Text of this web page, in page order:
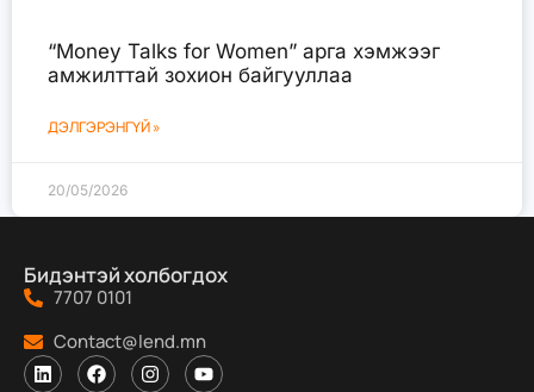
“Money Talks for Women” арга хэмжээг
амжилттай зохион байгууллаа
ДЭЛГЭРЭНГҮЙ »
20/05/2026
Бидэнтэй холбогдох
7707 0101
Contact@lend.mn